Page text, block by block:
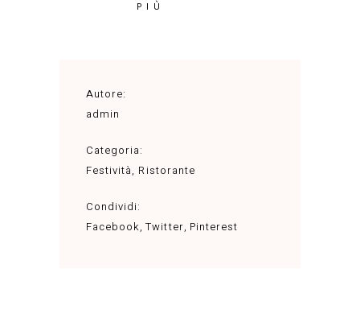
PIÙ
Autore:
admin
Categoria:
Festività, Ristorante
Condividi:
Facebook Twitter Pinterest